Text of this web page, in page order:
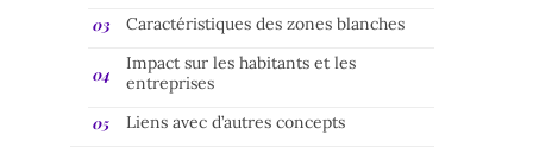
Caractéristiques des zones blanches
Impact sur les habitants et les
entreprises
Liens avec d’autres concepts